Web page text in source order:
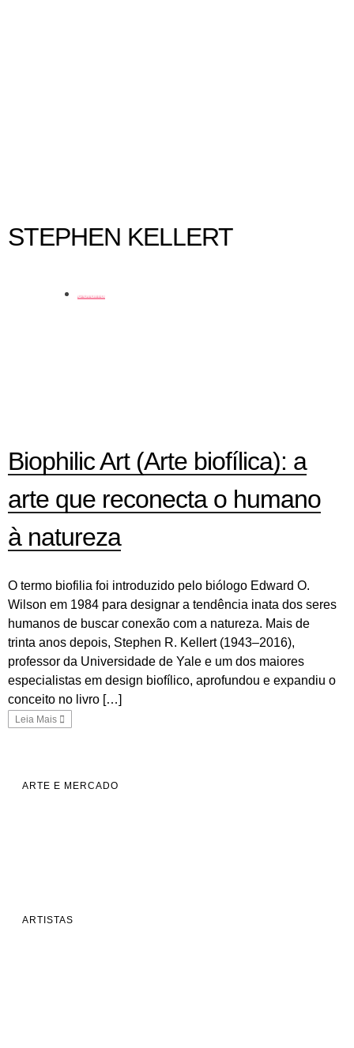
STEPHEN KELLERT
coluna
Biophilic Art (Arte biofílica): a
arte que reconecta o humano
à natureza
O termo biofilia foi introduzido pelo biólogo Edward O.
Wilson em 1984 para designar a tendência inata dos seres
humanos de buscar conexão com a natureza. Mais de
trinta anos depois, Stephen R. Kellert (1943–2016),
professor da Universidade de Yale e um dos maiores
especialistas em design biofílico, aprofundou e expandiu o
conceito no livro […]
Leia Mais
ARTE E MERCADO
ARTISTAS